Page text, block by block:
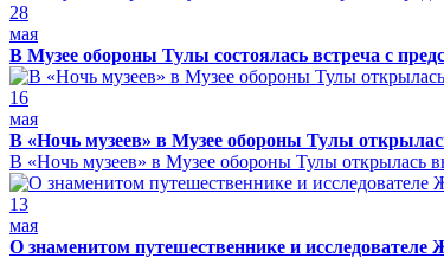
28
мая
В Музее обороны Тулы состоялась встреча с
16
мая
В «Ночь музеев» в Музее обороны Тулы
В «Ночь музеев» в Музее обороны Тулы открылась
13
мая
О знаменитом путешественнике и